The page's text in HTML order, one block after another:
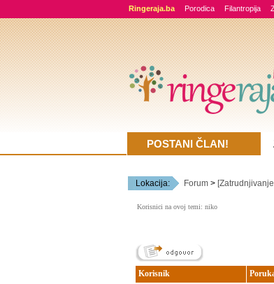
Ringeraja.ba Porodica Filantropija
Lokacija: Forum>
Korisnici na ovoj temi: niko
Korisnik
POSTANI ČLAN!